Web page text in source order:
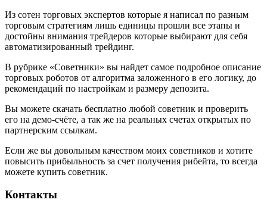
Из сотен торговых экспертов которые я написал по разным
торговым стратегиям лишь единицы прошли все этапы и
достойны внимания трейдеров которые выбирают для себя
автоматизированный трейдинг.
В рубрике «Советники» вы найдет самое подробное описание
торговых роботов от алгоритма заложенного в его логику, до
рекомендаций по настройкам и размеру депозита.
Вы можете скачать бесплатно любой советник и проверить
его на демо-счёте, а так же на реальных счетах открытых по
партнерским ссылкам.
Если же вы довольным качеством моих советников и хотите
повысить прибыльность за счет получения рибейта, то всегда
можете купить советник.
Контакты